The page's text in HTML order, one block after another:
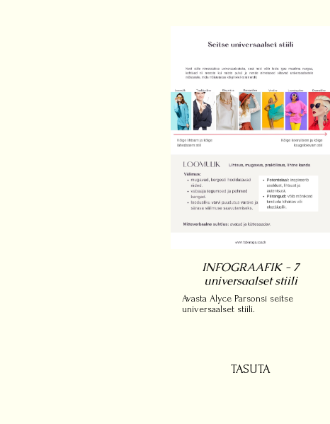
INFOGRAAFIK - 7
universaalset stiili
Avasta Alyce Parsonsi seitse
universaalset stiili.
TASUTA